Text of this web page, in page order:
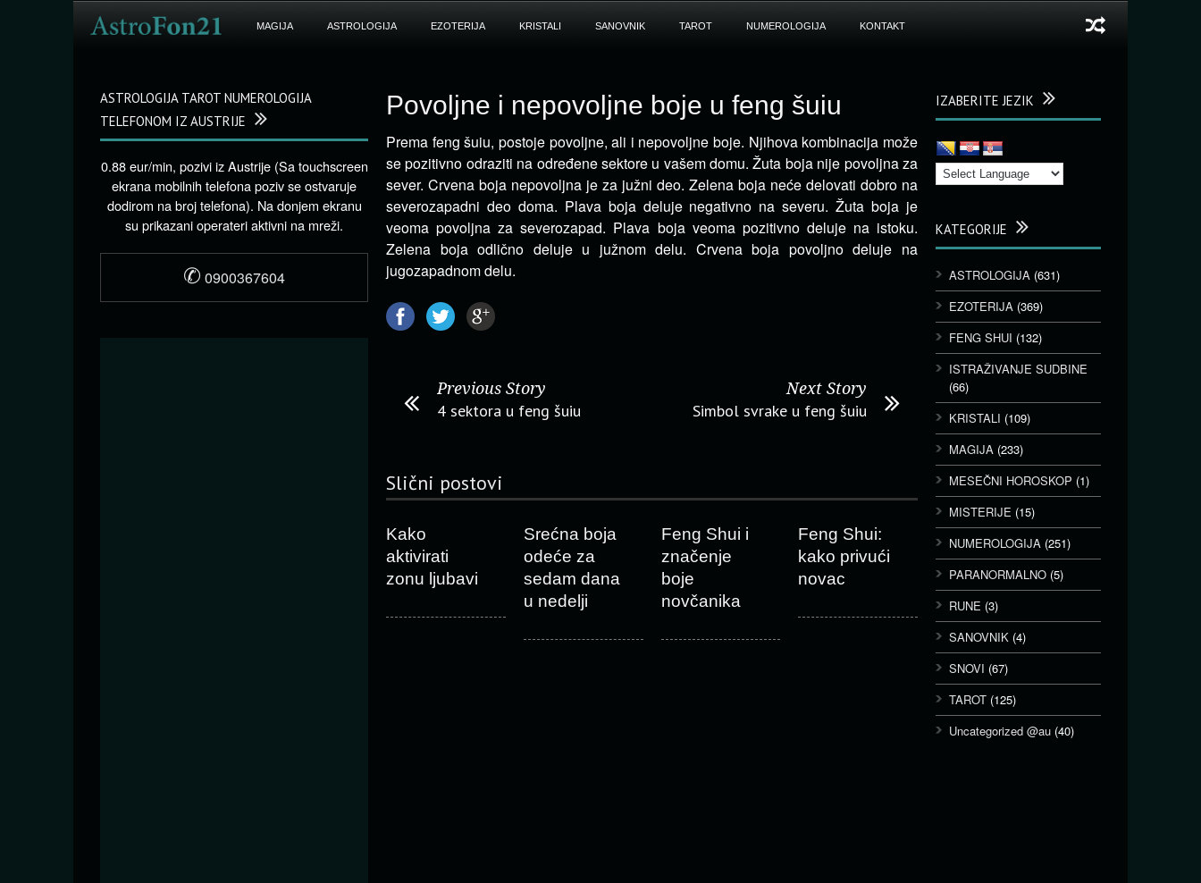
MAGIJA ASTROLOGIJA EZOTERIJA KRISTALI SANOVNIK TAROT NUMEROLOGIJA KONTAKT
Povoljne i nepovoljne boje u feng šuiu
Prema feng šuiu, postoje povoljne, ali i nepovoljne boje. Njihova kombinacija može
se pozitivno odraziti na određene sektore u vašem domu. Žuta boja nije povoljna za
sever. Crvena boja nepovoljna je za južni deo. Zelena boja neće delovati dobro na
severozapadni deo doma. Plava boja deluje negativno na severu. Žuta boja je
veoma povoljna za severozapad. Plava boja veoma pozitivno deluje na istoku.
Zelena boja odlično deluje u južnom delu. Crvena boja povoljno deluje na
jugozapadnom delu.
Previous Story
4 sektora u feng šuiu
Next Story
Simbol svrake u feng šuiu
Slični postovi
Kako
aktivirati
zonu ljubavi
Srećna boja
odeće za
sedam dana
u nedelji
Feng Shui i
značenje
boje
novčanika
Feng Shui:
kako privući
novac
IZABERITE JEZIK
KATEGORIJE
ASTROLOGIJA (631)
EZOTERIJA (369)
FENG SHUI (132)
ISTRAŽIVANJE SUDBINE
(66)
KRISTALI (109)
MAGIJA (233)
MESEČNI HOROSKOP (1)
MISTERIJE (15)
NUMEROLOGIJA (251)
PARANORMALNO (5)
RUNE (3)
SANOVNIK (4)
SNOVI (67)
TAROT (125)
Uncategorized @au (40)
ASTROLOGIJA TAROT NUMEROLOGIJA
TELEFONOM IZ AUSTRIJE
0.88 eur/min, pozivi iz Austrije (Sa touchscreen
ekrana mobilnih telefona poziv se ostvaruje
dodirom na broj telefona). Na donjem ekranu
su prikazani operateri aktivni na mreži.
✆ 0900367604